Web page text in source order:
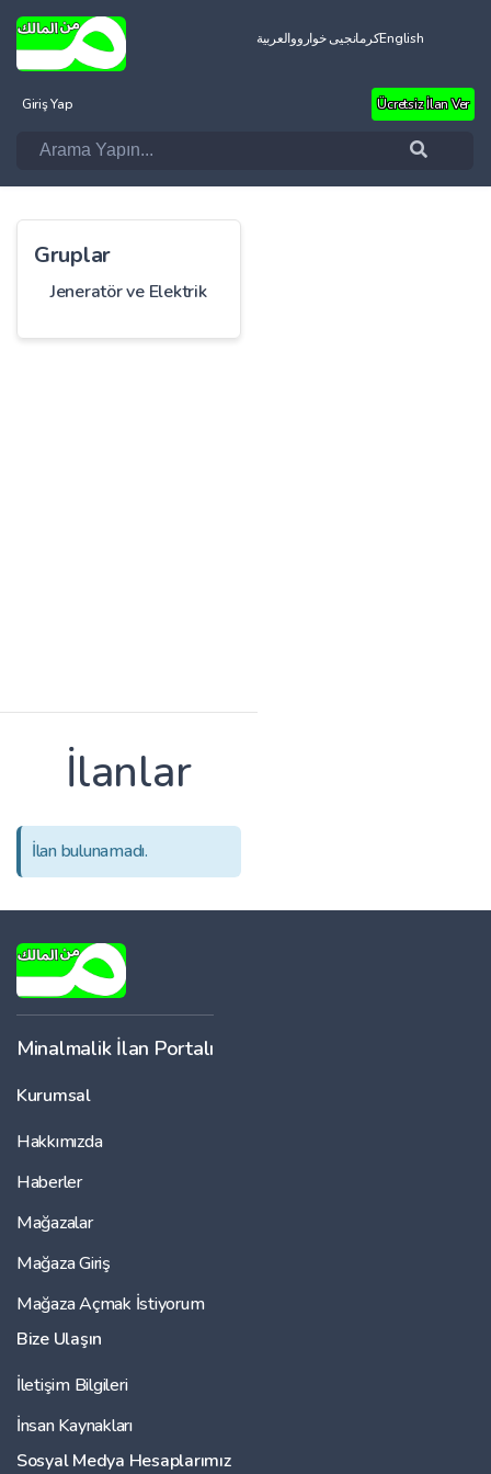
العربيةکرمانجیی خوارووEnglish
Giriş Yap Ücretsiz İlan Ver
Gruplar
Jeneratör ve Elektrik
İlanlar
İlan bulunamadı.
Minalmalik İlan Portalı
Kurumsal
Hakkımızda
Haberler
Mağazalar
Mağaza Giriş
Mağaza Açmak İstiyorum
Bize Ulaşın
İletişim Bilgileri
İnsan Kaynakları
Sosyal Medya Hesaplarımız